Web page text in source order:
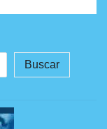
Buscar